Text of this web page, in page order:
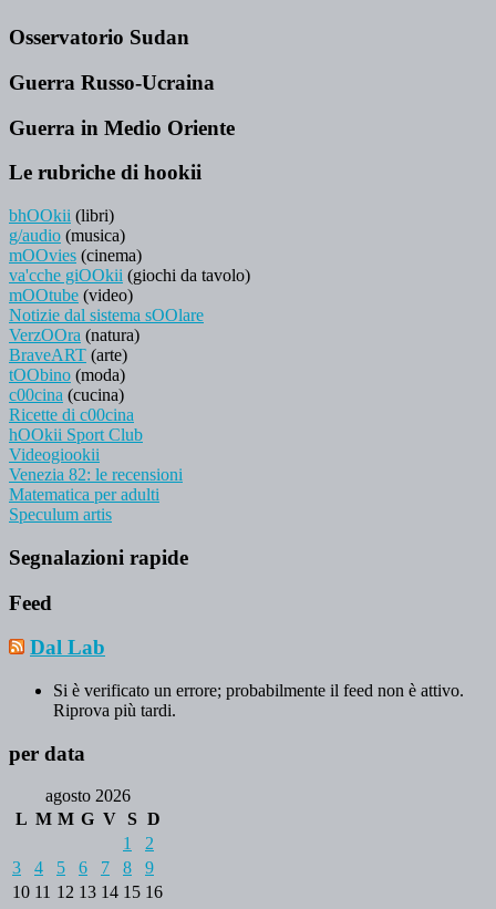
Osservatorio Sudan
Guerra Russo-Ucraina
Guerra in Medio Oriente
Le rubriche di hookii
bhOOkii (libri)
g/audio (musica)
mOOvies (cinema)
va'cche giOOkii (giochi da tavolo)
mOOtube (video)
Notizie dal sistema sOOlare
VerzOOra (natura)
BraveART (arte)
tOObino (moda)
c00cina (cucina)
Ricette di c00cina
hOOkii Sport Club
Videogiookii
Venezia 82: le recensioni
Matematica per adulti
Speculum artis
Segnalazioni rapide
Feed
Dal Lab
Si è verificato un errore; probabilmente il feed non è attivo.
Riprova più tardi.
per data
agosto 2026
L M M G V S D
1
2
3
4 5 6 7 8
9
10 11 12 13 14 15 16